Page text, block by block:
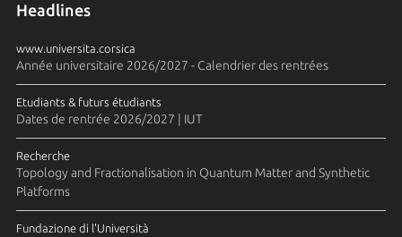
Headlines
www.universita.corsica
Année universitaire 2026/2027 - Calendrier des rentrées
Etudiants & futurs étudiants
Dates de rentrée 2026/2027 | IUT
Recherche
Topology and Fractionalisation in Quantum Matter and Synthetic
Platforms
Fundazione di l'Università